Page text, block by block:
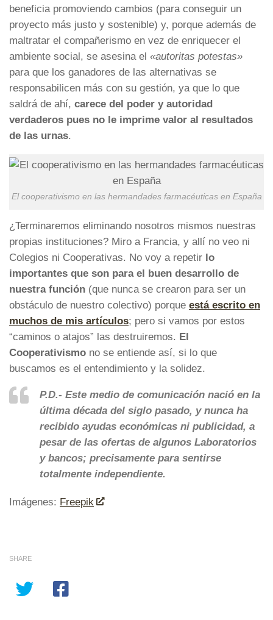
beneficia promoviendo cambios (para conseguir un
proyecto más justo y sostenible) y, porque además de
maltratar el compañerismo en vez de enriquecer el
ambiente social, se asesina el «autoritas potestas»
para que los ganadores de las alternativas se
responsabilicen más con su gestión, ya que lo que
saldrá de ahí, carece del poder y autoridad
verdaderos pues no le imprime valor al resultados
de las urnas.
El cooperativismo en las hermandades farmacéuticas en España
¿Terminaremos eliminando nosotros mismos nuestras
propias instituciones? Miro a Francia, y allí no veo ni
Colegios ni Cooperativas. No voy a repetir lo
importantes que son para el buen desarrollo de
nuestra función (que nunca se crearon para ser un
obstáculo de nuestro colectivo) porque está escrito en
muchos de mis artículos; pero si vamos por estos
“caminos o atajos” las destruiremos. El
Cooperativismo no se entiende así, si lo que
buscamos es el entendimiento y la solidez.
P.D.- Este medio de comunicación nació en la
última década del siglo pasado, y nunca ha
recibido ayudas económicas ni publicidad, a
pesar de las ofertas de algunos Laboratorios
y bancos; precisamente para sentirse
totalmente independiente.
Imágenes: Freepik
SHARE